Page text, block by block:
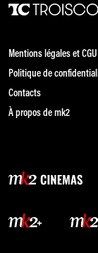
Mentions légales et CGU
Politique de
Contacts
À propos de mk2